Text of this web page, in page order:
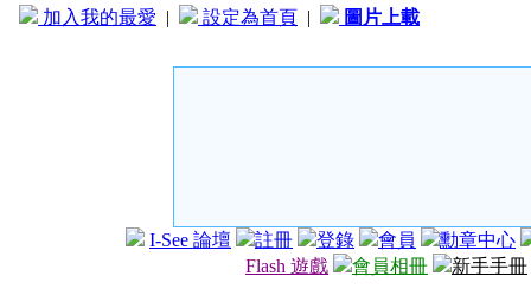
加入我的最愛 | 設定為首頁 | 圖片上載
I-See 論壇 註冊 登錄 會員
勳章中心
Flash 遊戲
會員相冊 新手手冊